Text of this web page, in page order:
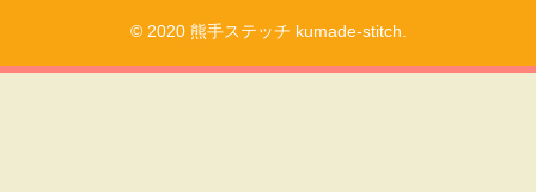
© 2020 熊手ステッチ kumade-stitch.